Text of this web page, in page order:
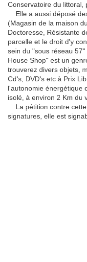
Conservatoire du littoral,
Elle a aussi déposé
(Magasin de la maison
Doctoresse, Résistante
parcelle et le droit d'y
sein du "sous réseau
House Shop" est un
trouverez divers objets,
Cd's, DVD's etc à Prix
l'autonomie énergétique
isolé, à environ 2 Km du
La pétition contre cette
signatures, elle est